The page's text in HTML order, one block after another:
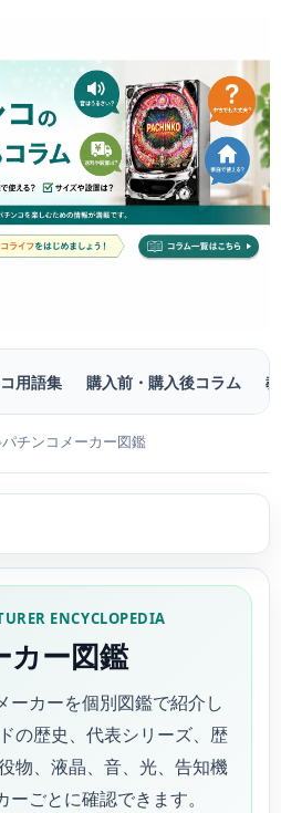
用語集 購入前・購入後コラム
パチンコメーカー図鑑
ENCYCLOPEDIA
カー図鑑
ーカーを個別図鑑で紹介し
の歴史、代表シリーズ、歴
物、液晶、音、光、告知機
ごとに確認できます。